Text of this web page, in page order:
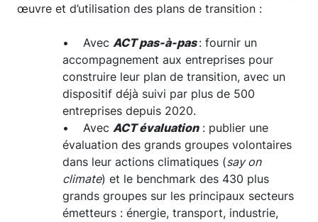
œuvre et d’utilisation des plans de transition :
• Avec ACT pas-à-pas : fournir un
accompagnement aux entreprises pour
construire leur plan de transition, avec un
dispositif déjà suivi par plus de 500
entreprises depuis 2020.
• Avec ACT évaluation: publier une
évaluation des grands groupes volontaires
dans leur actions climatiques (say on
climate) et le benchmark des 430 plus
grands groupes sur les principaux secteurs
émetteurs : énergie, transport, industrie,